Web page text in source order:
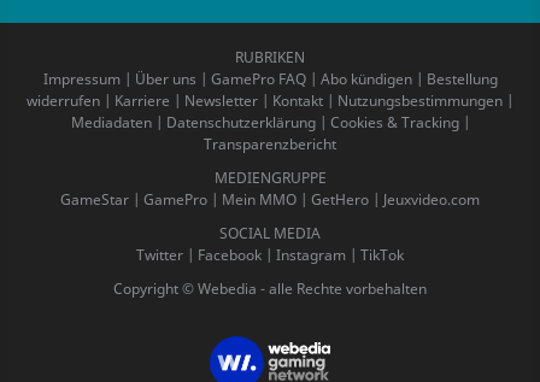
RUBRIKEN
Impressum| Über uns | GamePro FAQ| Abo kündigen| Bestellung
widerrufen | Karriere | Newsletter | Kontakt | Nutzungsbestimmungen |
Mediadaten| Datenschutzerklärung| Cookies & Tracking|
Transparenzbericht
MEDIENGRUPPE
GameStar | GamePro | Mein MMO | GetHero | Jeuxvideo.com
SOCIAL MEDIA
Twitter | Facebook | Instagram | TikTok
Copyright © Webedia - alle Rechte vorbehalten